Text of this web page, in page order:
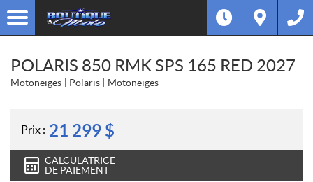
POLARIS 850 RMK SPS 165 RED 2027
Motoneiges Polaris Motoneiges
Prix : 21 299 $
CALCULATRICE
DE PAIEMENT